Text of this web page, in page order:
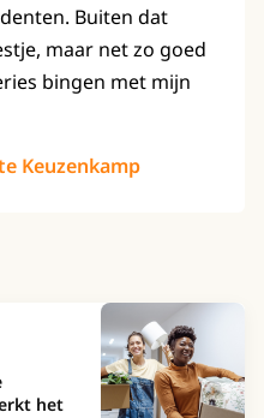
Buiten dat
maar net zo goed
bingen met mijn
Keuzenkamp
het